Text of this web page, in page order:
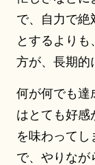
で、自力で絶
とするより
方が、長期的
何が何でも達
はとても好感
を味わって
で、やりなが